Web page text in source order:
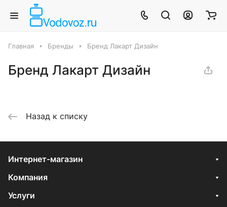
Главная Бренды Бренд Лакарт Дизайн
Бренд Лакарт Дизайн
Назад к списку
Интернет-магазин
Компания
Услуги